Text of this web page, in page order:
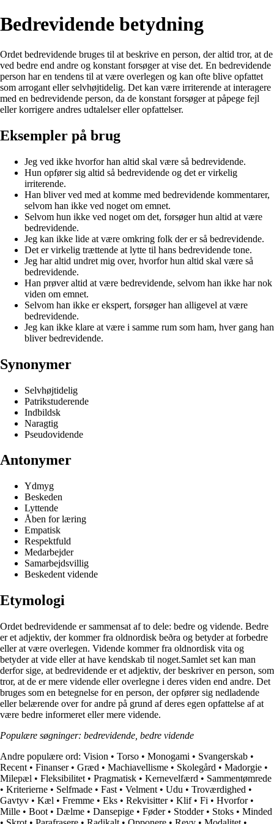
Bedrevidende betydning
Ordet bedrevidende bruges til at beskrive en person, der altid tror, at de
ved bedre end andre og konstant forsøger at vise det. En bedrevidende
person har en tendens til at være overlegen og kan ofte blive opfattet
som arrogant eller selvhøjtidelig. Det kan være irriterende at interagere
med en bedrevidende person, da de konstant forsøger at påpege fejl
eller korrigere andres udtalelser eller opfattelser.
Eksempler på brug
Jeg ved ikke hvorfor han altid skal være så bedrevidende.
Hun opfører sig altid så bedrevidende og det er virkelig
irriterende.
Han bliver ved med at komme med bedrevidende kommentarer,
selvom han ikke ved noget om emnet.
Selvom hun ikke ved noget om det, forsøger hun altid at være
bedrevidende.
Jeg kan ikke lide at være omkring folk der er så bedrevidende.
Det er virkelig trættende at lytte til hans bedrevidende tone.
Jeg har altid undret mig over, hvorfor hun altid skal være så
bedrevidende.
Han prøver altid at være bedrevidende, selvom han ikke har nok
viden om emnet.
Selvom han ikke er ekspert, forsøger han alligevel at være
bedrevidende.
Jeg kan ikke klare at være i samme rum som ham, hver gang han
bliver bedrevidende.
Synonymer
Selvhøjtidelig
Patrikstuderende
Indbildsk
Naragtig
Pseudovidende
Antonymer
Ydmyg
Beskeden
Lyttende
Åben for læring
Empatisk
Respektfuld
Medarbejder
Samarbejdsvillig
Beskedent vidende
Etymologi
Ordet bedrevidende er sammensat af to dele: bedre og vidende. Bedre
er et adjektiv, der kommer fra oldnordisk beðra og betyder at forbedre
eller at være overlegen. Vidende kommer fra oldnordisk vita og
betyder at vide eller at have kendskab til noget.Samlet set kan man
derfor sige, at bedrevidende er et adjektiv, der beskriver en person, som
tror, at de er mere vidende eller overlegne i deres viden end andre. Det
bruges som en betegnelse for en person, der opfører sig nedladende
eller belærende over for andre på grund af deres egen opfattelse af at
være bedre informeret eller mere vidende.
Populære søgninger: bedrevidende, bedre vidende
Andre populære ord: Vision • Torso • Monogami • Svangerskab •
Recent • Finanser• Græd • Machiavellisme • Skolegård • Madorgie •
Milepæl • Fleksibilitet • Pragmatisk • Kernevelfærd • Sammentømrede
• Kriterierne • Selfmade • Fast • Velment • Udu • Troværdighed •
Gavtyv • Kæl • Fremme • Eks • Rekvisitter• Klif• Fi • Hvorfor•
Mille • Boot • Dælme • Dansepige • Føder• Stodder• Stoks • Minded